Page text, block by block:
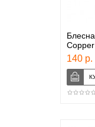
Copper
140 р.